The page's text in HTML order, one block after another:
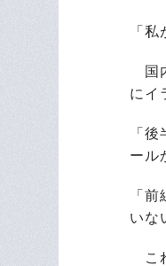
「
国
にイ
「
ール
「
いな
こ